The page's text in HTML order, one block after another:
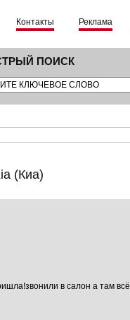
Контакты Реклама
ПОИСК
(Киа)
в салон а там всё